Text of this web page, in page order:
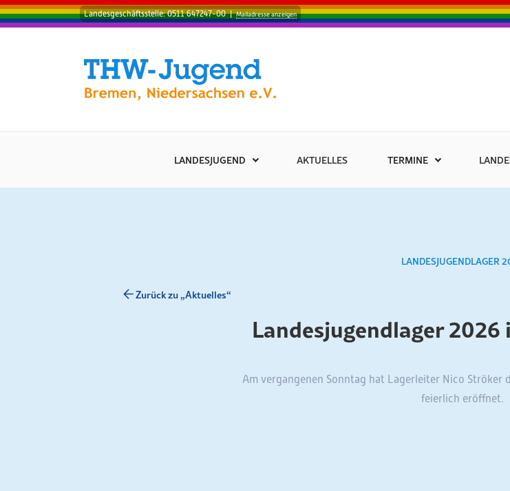
Landesgeschäftsstelle: 0511 647247-00 | Mailadresse anzeigen
LANDESJUGEND AKTUELLES TERMINE
LANDESJUGENDLAGER
Landesjugendlager
Am vergangenen Sonntag hat Lagerleiter Nico Ströker
feierlich eröffnet.
Zurück zu „Aktuelles“